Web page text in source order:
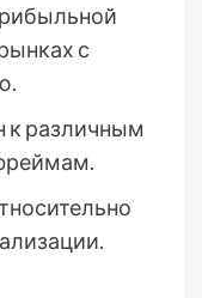
с
к различным